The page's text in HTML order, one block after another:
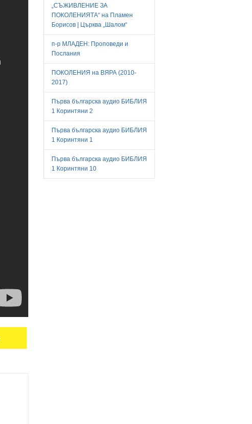
„СЪЖИВЛЕНИЕ ЗА
ПОКОЛЕНИЯТА“ на Пламен
Борисов | Църква „Шалом“
п-р МЛАДЕН: Проповеди и
Послания
ПОКОЛЕНИЯ на ВЯРА (2010-
2017)
Първа българска аудио БИБЛИЯ
1 Коринтяни 2
Първа българска аудио БИБЛИЯ
1 Коринтяни 1
Първа българска аудио БИБЛИЯ
1 Коринтяни 10